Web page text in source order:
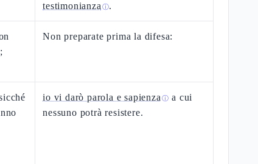
testimonianza ⓘ.
Non preparate prima la difesa:
io vi darò parola e sapienza ⓘ a cui
nessuno potrà resistere.